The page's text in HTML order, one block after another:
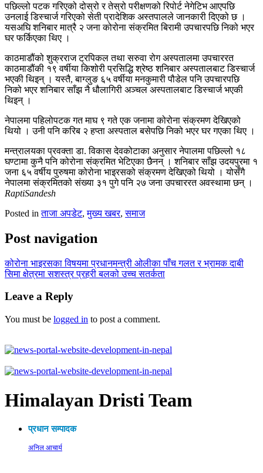
पछिल्लो पटक गरिएको दोस्रो र तेस्रो परीक्षणको रिपोर्ट नेगेटिभ आएपछि
उनलाई डिस्चार्ज गरिएको सेती प्रादेशिक अस्तपालले जानकारी दिएको छ ।
यसअघि शनिबार मात्रै २ जना कोरोना संक्रमित बिरामी उपचारपछि निको भएर
घर फर्किएका थिए ।
काठमाडौंको शुक्रराज ट्रपिकल तथा सरुवा रोग अस्पतालमा उपचाररत
काठमाडौंकी १९ वर्षीया किशोरी प्रसिद्धि श्रेष्ठ शनिबार अस्पतालबाट डिस्चार्ज
भएकी थिइन् । यस्तै, बाग्लुङ ६५ वर्षीया मनकुमारी पौडेल पनि उपचारपछि
निको भएर शनिबार साँझ नै धौलागिरी अञ्चल अस्पतालबाट डिस्चार्ज भएकी
थिइन् ।
नेपालमा पहिलोपटक गत माघ ९ गते एक जनामा कोरोना संक्रमण देखिएको
थियो । उनी पनि करिब २ हप्ता अस्पताल बसेपछि निको भएर घर गएका थिए ।
मन्त्रालयका प्रवक्ता डा. विकास देवकोटाका अनुसार नेपालमा पछिल्लो १८
घण्टामा कुनै पनि कोरोना संक्रमित भेटिएका छैनन् । शनिबार साँझ उदयपुरमा १
जना ६५ वर्षीय पुरुषमा कोरोना भाइरसको संक्रमण देखिएको थियो । योसँगै
नेपालमा संक्रमितको संख्या ३१ पुगे पनि २७ जना उपचाररत अवस्थामा छन् ।
RaptiSandesh
Posted inताजा अपडेट,मुख्य खबर,समाज
Post navigation
कोरोना भाइरसका विषयमा प्रधानमन्त्री ओलीका पाँच गलत र भ्रामक दाबी
सिमा क्षेत्रमा सशस्त्र प्रहरी बलको उच्च सतर्कता
Leave a Reply
You must be logged in to post a comment.
Himalayan Dristi Team
प्रधान सम्पादक
अनिल आचार्य